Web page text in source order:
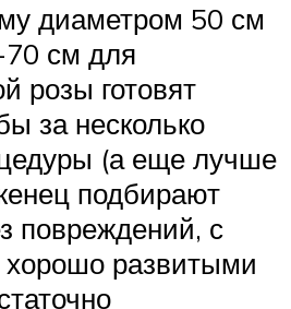
диаметром 50 см
70 см для
розы готовят
за несколько
(а еще лучше
подбирают
повреждений, с
развитыми